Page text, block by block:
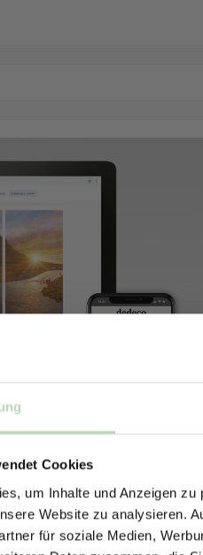
Cookies
um Inhalte und Anzeigen
Website zu analysieren.
für soziale Medien,